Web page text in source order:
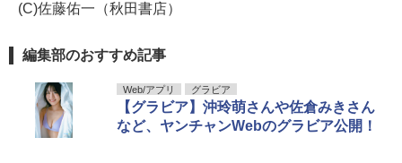
(C)佐藤佑一（秋田書店）
編集部のおすすめ記事
Web/アプリ グラビア
【グラビア】沖玲萌さんや佐倉みきさん
など、ヤンチャンWebのグラビア公開！